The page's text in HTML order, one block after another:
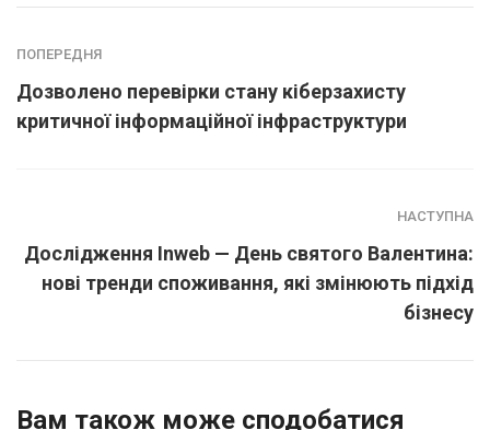
ПОПЕРЕДНЯ
Дозволено перевірки стану кіберзахисту
критичної інформаційної інфраструктури
НАСТУПНА
Дослідження Inweb — День святого Валентина:
нові тренди споживання, які змінюють підхід
бізнесу
Вам також може сподобатися